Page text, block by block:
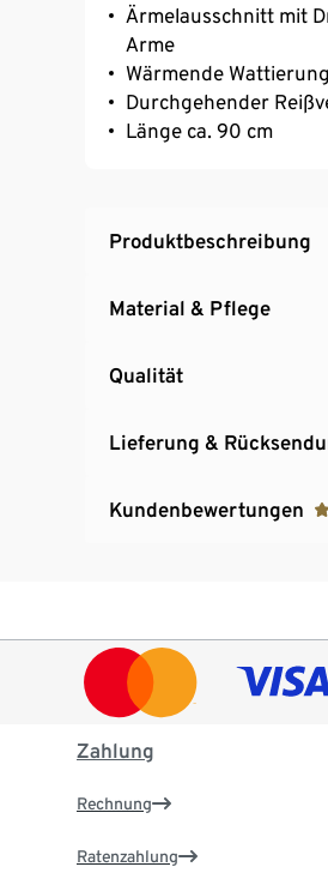
Ärmelausschnitt mit
Arme
Wärmende Wattierung
Durchgehender
Länge ca. 90 cm
Produktbeschreibung
Material & Pflege
Qualität
Lieferung &
Kundenbewertungen
Zahlung
Rechnung
Ratenzahlung